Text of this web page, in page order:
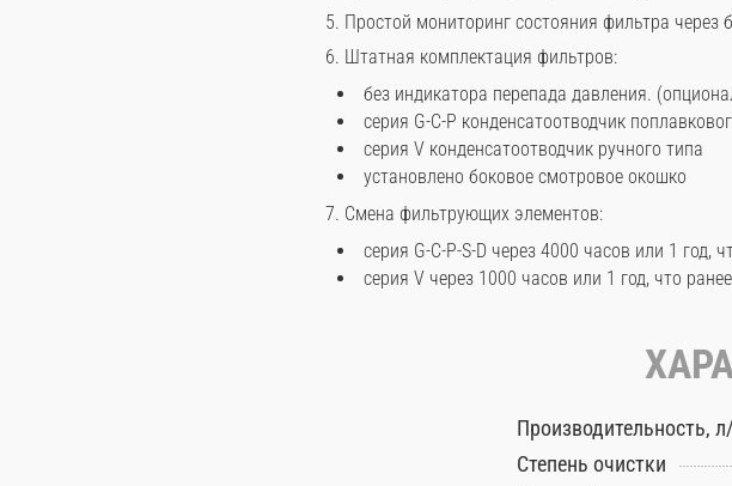
5. Простой мониторинг состояния фильтра через
6. Штатная комплектация фильтров:
без индикатора перепада давления.
серия G-C-P конденсатоотводчик
серия V конденсатоотводчик ручного типа
установлено боковое смотровое окошко
7. Смена фильтрующих элементов:
серия G-C-P-S-D через 4000 часов или 1 год,
серия V через 1000 часов или 1 год, что ранее
Производительность,
Степень очистки